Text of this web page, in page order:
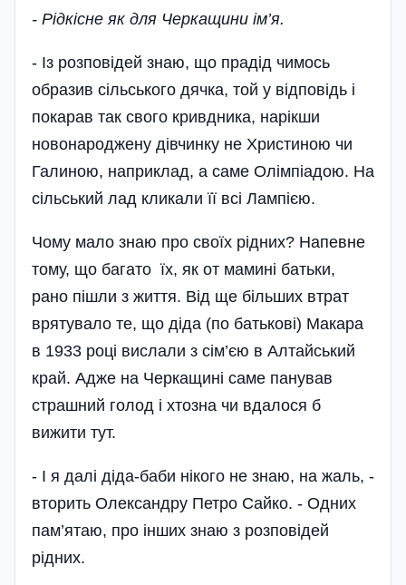
- Рідкісне як для Черкащини ім’я.
- Із розповідей знаю, що прадід чимось
образив сільського дячка, той у відповідь і
покарав так свого кривдника, нарікши
новонароджену дівчинку не Христиною чи
Галиною, наприклад, а саме Олімпіадою. На
сільський лад кликали її всі Лампією.
Чому мало знаю про своїх рідних? Напевне
тому, що багато їх, як от мамині батьки,
рано пішли з життя. Від ще більших втрат
врятувало те, що діда (по батькові) Макара
в 1933 році вислали з сім’єю в Алтайський
край. Адже на Черкащині саме панував
страшний голод і хтозна чи вдалося б
вижити тут.
- І я далі діда-баби нікого не знаю, на жаль, -
вторить Олександру Петро Сайко. - Одних
пам’ятаю, про інших знаю з розповідей
рідних.